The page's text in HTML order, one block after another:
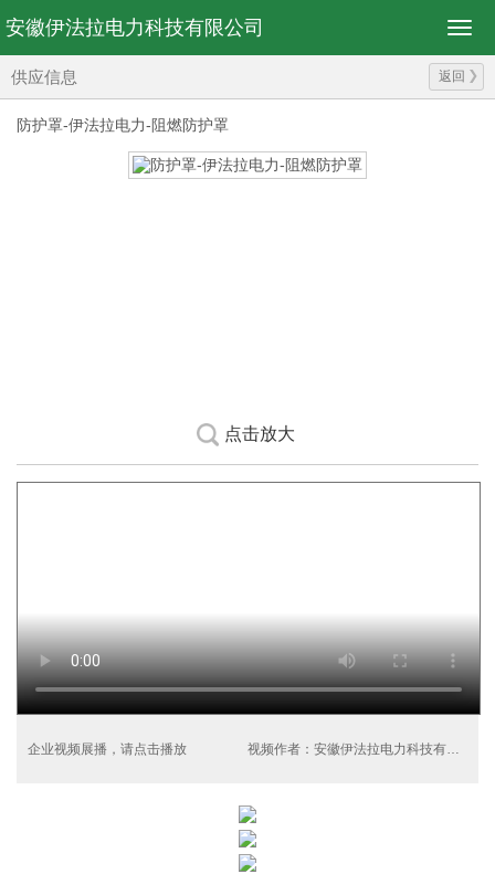
安徽伊法拉电力科技有限公司
供应信息 返回
防护罩-伊法拉电力-阻燃防护罩
点击放大
企业视频展播，请点击播放 视频作者：安徽伊法拉电力科技有限公司